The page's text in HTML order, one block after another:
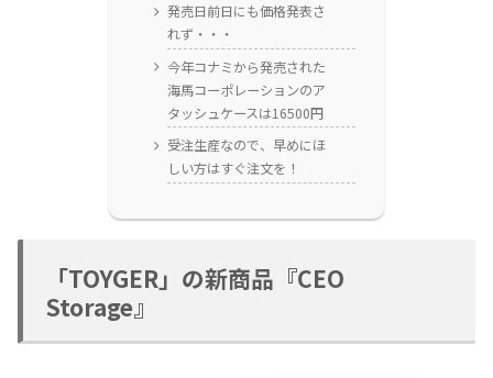
発売日前日にも価格発表さ
れず・・・
今年コナミから発売された
海馬コーポレーションのア
タッシュケースは16500円
受注生産なので、早めにほ
しい方はすぐ注文を！
「TOYGER」の新商品『CEO
Storage』